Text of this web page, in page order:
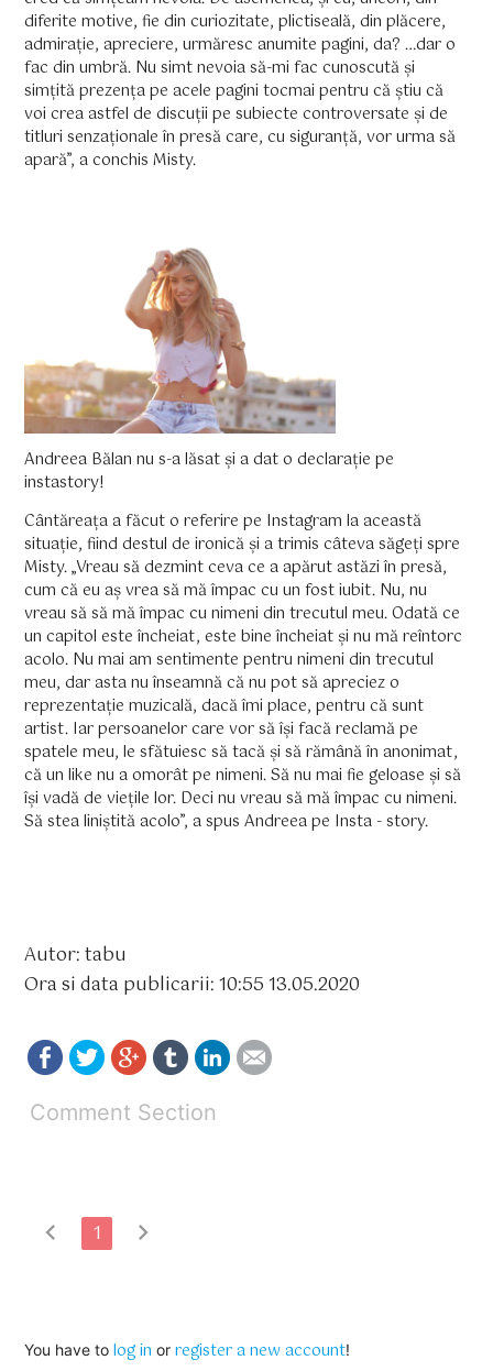
diferite motive, fie din curiozitate, plictiseală, din plăcere,
admirație, apreciere, urmăresc anumite pagini, da? …dar o
fac din umbră. Nu simt nevoia să-mi fac cunoscută și
simțită prezența pe acele pagini tocmai pentru că știu că
voi crea astfel de discuții pe subiecte controversate și de
titluri senzaționale în presă care, cu siguranță, vor urma să
apară”, a conchis Misty.
Andreea Bălan nu s-a lăsat și a dat o declarație pe
instastory!
Cântăreața a făcut o referire pe Instagram la această
situație, fiind destul de ironică și a trimis câteva săgeți spre
Misty. „Vreau să dezmint ceva ce a apărut astăzi în presă,
cum că eu aș vrea să mă împac cu un fost iubit. Nu, nu
vreau să să mă împac cu nimeni din trecutul meu. Odată ce
un capitol este încheiat, este bine încheiat și nu mă reîntorc
acolo. Nu mai am sentimente pentru nimeni din trecutul
meu, dar asta nu înseamnă că nu pot să apreciez o
reprezentație muzicală, dacă îmi place, pentru că sunt
artist. Iar persoanelor care vor să își facă reclamă pe
spatele meu, le sfătuiesc să tacă și să rămână în anonimat,
că un like nu a omorât pe nimeni. Să nu mai fie geloase și să
își vadă de viețile lor. Deci nu vreau să mă împac cu nimeni.
Să stea liniștită acolo”, a spus Andreea pe Insta - story.
Autor: tabu
Ora si data publicarii: 10:55 13.05.2020
Comment Section
chevron_left 1 chevron_right
You have tolog in orregister a new account!